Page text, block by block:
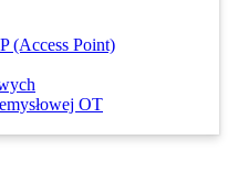
(Access Point)
OT